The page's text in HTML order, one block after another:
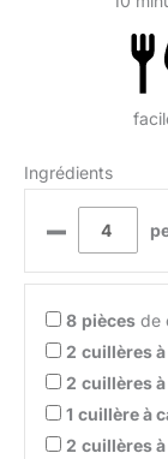
Ingrédients
–
8 pièces de
2 cuillères
2 cuillères
1 cuillère à
2 cuillères